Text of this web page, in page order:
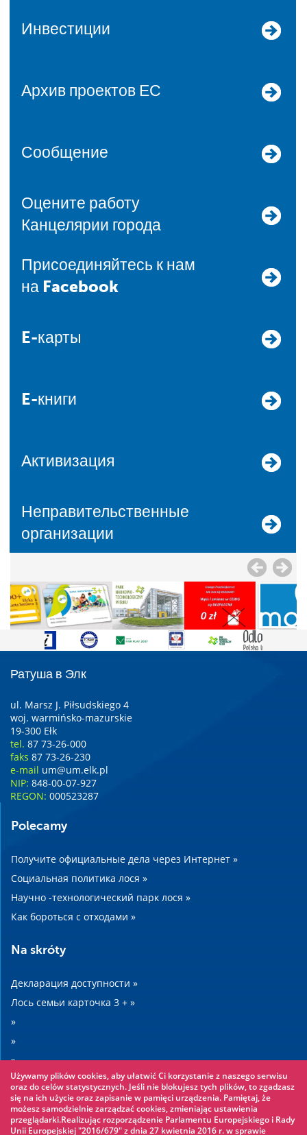
Инвестиции
Архив проектов ЕС
Сообщение
Оцените работу
Канцелярии города
Присоединяйтесь к нам
на Facebook
E-карты
E-книги
Активизация
Неправительственные
организации
Ратуша в Элк
ul. Marsz J. Piłsudskiego 4
woj. warmińsko-mazurskie
19-300 Ełk
tel. 87 73-26-000
faks 87 73-26-230
e-mail um@um.elk.pl
NIP: 848-00-07-927
REGON: 000523287
Polecamy
Получите официальные дела через Интернет »
Социальная политика лося »
Научно -технологический парк лося »
Как бороться с отходами »
Na skróty
Декларация доступности »
Лось семьи карточка 3 + »
»
»
»
»
Warto zobaczyć
Używamy plików cookies, aby ułatwić Ci korzystanie z naszego serwisu
oraz do celów statystycznych. Jeśli nie blokujesz tych plików, to zgadzasz
się na ich użycie oraz zapisanie w pamięci urządzenia. Pamiętaj, że
możesz samodzielnie zarządzać cookies, zmieniając ustawienia
przeglądarki.Realizując rozporządzenie Parlamentu Europejskiego i Rady
Unii Europejskiej "2016/679" z dnia 27 kwietnia 2016 r. w sprawie